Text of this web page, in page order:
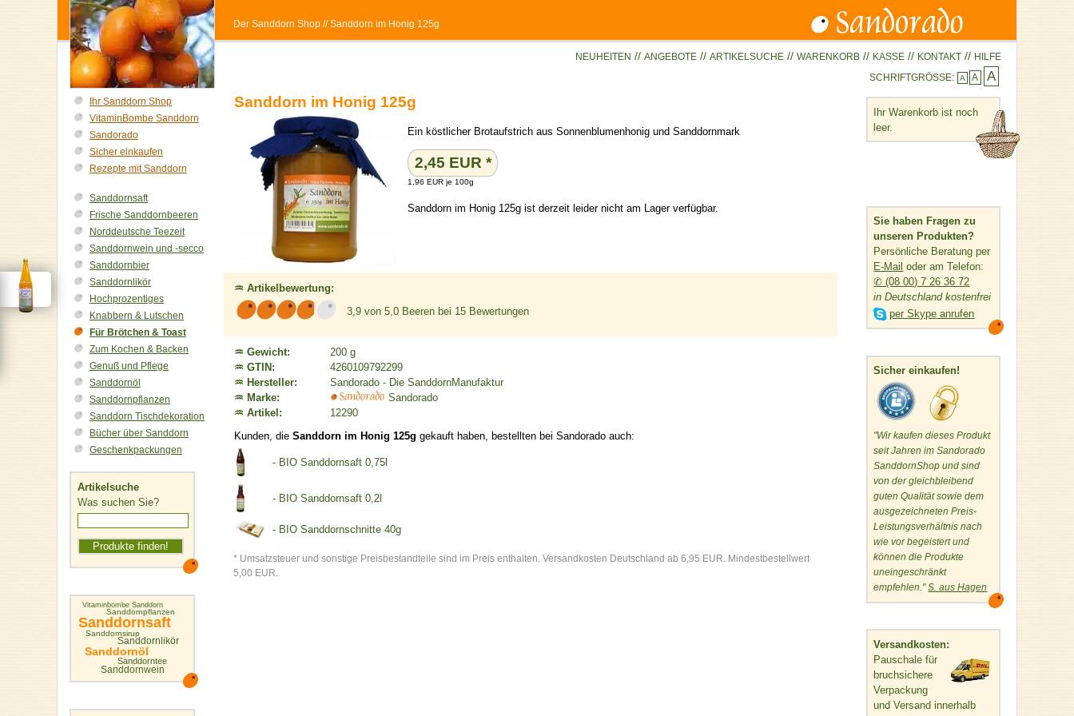
Der Sanddorn Shop // Sanddorn im Honig 125g
NEUHEITEN // ANGEBOTE // ARTIKELSUCHE // WARENKORB // KASSE // KONTAKT // HILFE
Ihr Sanddorn Shop
VitaminBombe Sanddorn
Sandorado
Sicher einkaufen
Rezepte mit Sanddorn
Sanddornsaft
Frische Sanddornbeeren
Norddeutsche Teezeit
Sanddornwein und -secco
Sanddornbier
Sanddornlikör
Hochprozentiges
Knabbern & Lutschen
Für Brötchen & Toast
Zum Kochen & Backen
Genuß und Pflege
Sanddornöl
Sanddornpflanzen
Sanddorn Tischdekoration
Bücher über Sanddorn
Geschenkpackungen
Artikelsuche
Was suchen Sie?
Vitaminbombe Sanddorn
Sanddornpflanzen
Sanddornsaft
Sanddornsirup
Sanddornlikör
Sanddornöl
Sanddorntee
Sanddornwein
SCHRIFTGRÖSSE: A A A
Ihr Warenkorb ist noch
leer.
Sie haben Fragen zu
unseren Produkten?
Persönliche Beratung per
E-Mail oder am Telefon:
✆ (08 00) 7 26 36 72
in Deutschland kostenfrei
 per Skype anrufen
Sicher einkaufen!
"Wir kaufen dieses Produkt
seit Jahren im Sandorado
SanddornShop und sind
von der gleichbleibend
guten Qualität sowie dem
ausgezeichneten Preis-
Leistungsverhältnis nach
wie vor begeistert und
können die Produkte
uneingeschränkt
empfehlen."S. aus Hagen
Versandkosten:
Pauschale für
bruchsichere
Verpackung
und Versand innerhalb
Sanddorn im Honig 125g
Ein köstlicher Brotaufstrich aus Sonnenblumenhonig und Sanddornmark
2,45 EUR *
1,96 EUR je 100g
Sanddorn im Honig 125g ist derzeit leider nicht am Lager verfügbar.
♒ Artikelbewertung:
3,9von 5,0 Beeren bei 15Bewertungen
♒ Gewicht:
200 g
♒ GTIN:
4260109792299
♒ Hersteller:
Sandorado - Die SanddornManufaktur
♒ Marke:
Sandorado
♒ Artikel:
12290
Kunden, die Sanddorn im Honig 125g gekauft haben, bestellten bei Sandorado auch:
- BIO Sanddornsaft 0,75l
- BIO Sanddornsaft 0,2l
- BIO Sanddornschnitte 40g
* Umsatzsteuer und sonstige Preisbestandteile sind im Preis enthalten. Versandkosten Deutschland ab 6,95 EUR. Mindestbestellwert
5,00 EUR.